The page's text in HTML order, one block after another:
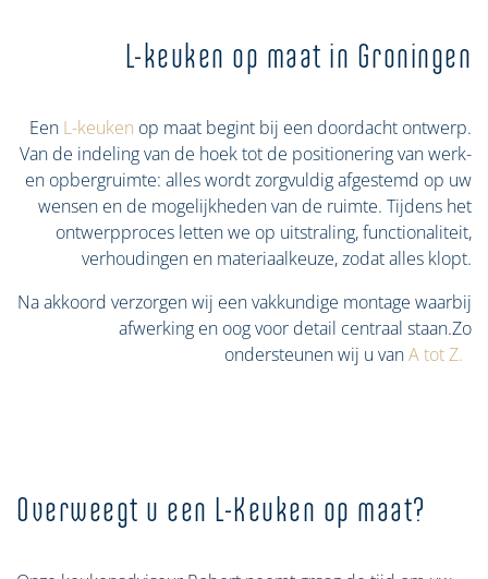
L-keuken op maat in Groningen
Een L-keuken op maat begint bij een doordacht ontwerp.
Van de indeling van de hoek tot de positionering van werk-
en opbergruimte: alles wordt zorgvuldig afgestemd op uw
wensen en de mogelijkheden van de ruimte. Tijdens het
ontwerpproces letten we op uitstraling, functionaliteit,
verhoudingen en materiaalkeuze, zodat alles klopt.
Na akkoord verzorgen wij een vakkundige montage waarbij
afwerking en oog voor detail centraal staan.Zo
ondersteunen wij u vanA tot Z.
Overweegt u een L-Keuken op maat?